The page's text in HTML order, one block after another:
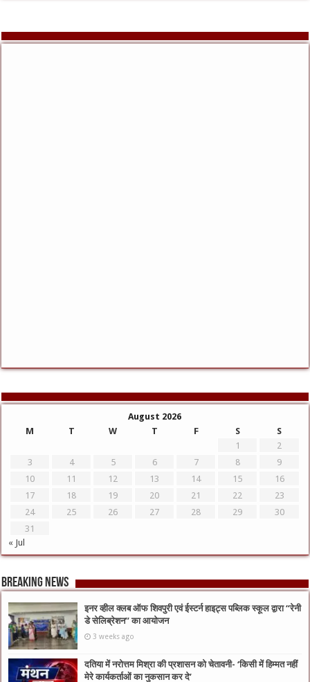
August 2026
M
T W T F S
S
1
2
3
4 5 6 7 8
9
10
11 12 13 14 15
16
17
18 19 20 21 22
23
24
25 26 27 28 29
30
31
« Jul
Breaking News
इनर व्हील क्लब ऑफ शिवपुरी एवं ईस्टर्न हाइट्स पब्लिक स्कूल द्वारा “रेनी
डे सेलिब्रेशन” का आयोजन
3 weeks ago
दतिया में नरोत्तम मिश्रा की प्रशासन को चेतावनी- ‘किसी में हिम्मत नहीं
मेरे कार्यकर्ताओं का नुकसान कर दे’